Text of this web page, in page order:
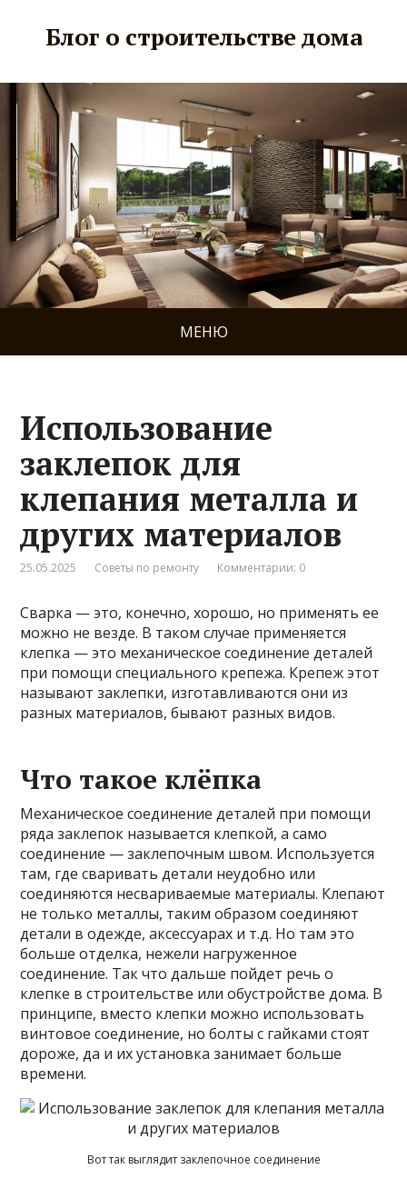
Блог о строительстве дома
МЕНЮ
Использование
заклепок для
клепания металла и
других материалов
25.05.2025 Советы по ремонту Комментарии: 0
Сварка — это, конечно, хорошо, но применять ее
можно не везде. В таком случае применяется
клепка — это механическое соединение деталей
при помощи специального крепежа. Крепеж этот
называют заклепки, изготавливаются они из
разных материалов, бывают разных видов.
Что такое клёпка
Механическое соединение деталей при помощи
ряда заклепок называется клепкой, а само
соединение — заклепочным швом. Используется
там, где сваривать детали неудобно или
соединяются несвариваемые материалы. Клепают
не только металлы, таким образом соединяют
детали в одежде, аксессуарах и т.д. Но там это
больше отделка, нежели нагруженное
соединение. Так что дальше пойдет речь о
клепке в строительстве или обустройстве дома. В
принципе, вместо клепки можно использовать
винтовое соединение, но болты с гайками стоят
дороже, да и их установка занимает больше
времени.
Вот так выглядит заклепочное соединение